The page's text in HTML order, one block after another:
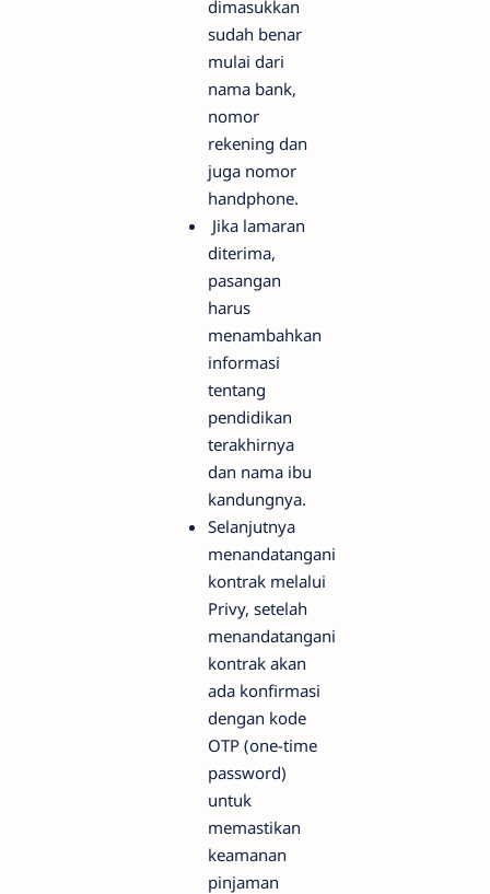
dimasukkan
sudah benar
mulai dari
nama bank,
nomor
rekening dan
juga nomor
handphone.
Jika lamaran
diterima,
pasangan
harus
menambahkan
informasi
tentang
pendidikan
terakhirnya
dan nama ibu
kandungnya.
Selanjutnya
menandatangani
kontrak melalui
Privy, setelah
menandatangani
kontrak akan
ada konfirmasi
dengan kode
OTP (one-time
password)
untuk
memastikan
keamanan
pinjaman